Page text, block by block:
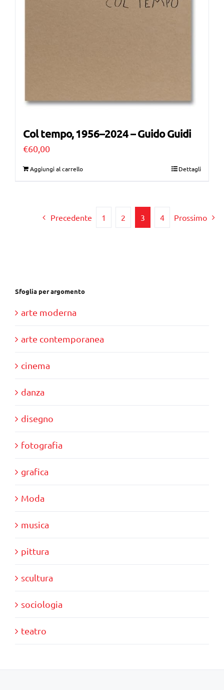
Col tempo, 1956–2024 – Guido Guidi
€60,00
Aggiungi al carrello Dettagli
Precedente 1 2 3 4 Prossimo
Sfoglia per argomento
arte moderna
arte contemporanea
cinema
danza
disegno
fotografia
grafica
Moda
musica
pittura
scultura
sociologia
teatro